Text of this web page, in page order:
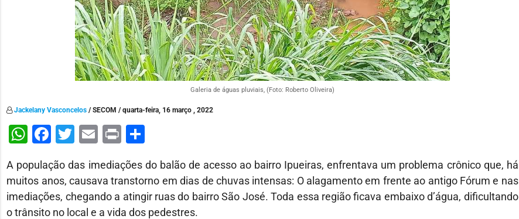
Galeria de águas pluviais, (Foto: Roberto Oliveira)
Jackelany Vasconcelos / SECOM / quarta-feira, 16 março , 2022
WhatsApp
Facebook
Twitter
Email
Print
A população das imediações do balão de acesso ao bairro Ipueiras, enfrentava um problema crônico que, há
muitos anos, causava transtorno em dias de chuvas intensas: O alagamento em frente ao antigo Fórum e nas
imediações, chegando a atingir ruas do bairro São José. Toda essa região ficava embaixo d’água, dificultando
o trânsito no local e a vida dos pedestres.